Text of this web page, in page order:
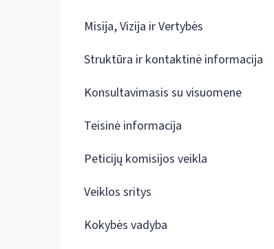
Misija, Vizija ir Vertybės
Struktūra ir kontaktinė informacija
Konsultavimasis su visuomene
Teisinė informacija
Peticijų komisijos veikla
Veiklos sritys
Kokybės vadyba